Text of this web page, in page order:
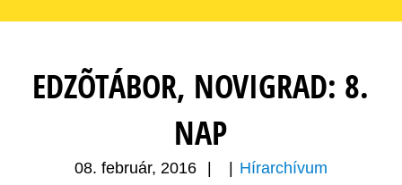
EDZÕTÁBOR, NOVIGRAD: 8.
NAP
08. február, 2016 Hírarchívum